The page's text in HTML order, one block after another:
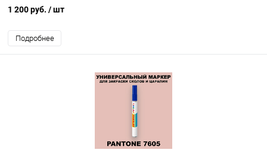
1 200 руб. / шт
Подробнее